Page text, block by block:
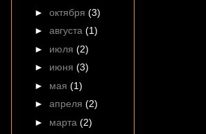
► октября (3)
► августа (1)
► июля (2)
► июня (3)
► мая (1)
► апреля (2)
► марта (2)